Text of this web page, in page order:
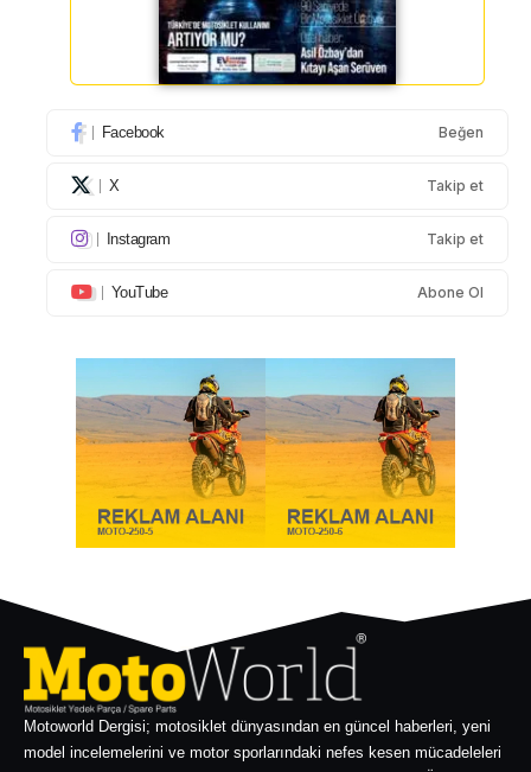
Facebook Beğen
X Takip et
Instagram Takip et
YouTube Abone Ol
Motoworld Dergisi; motosiklet dünyasından en güncel haberleri, yeni
model incelemelerini ve motor sporlarındaki nefes kesen mücadeleleri